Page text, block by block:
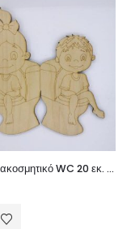
Ξύλινο διακοσμητικό WC 20 εκ. (αγόρι – κορίτσι)